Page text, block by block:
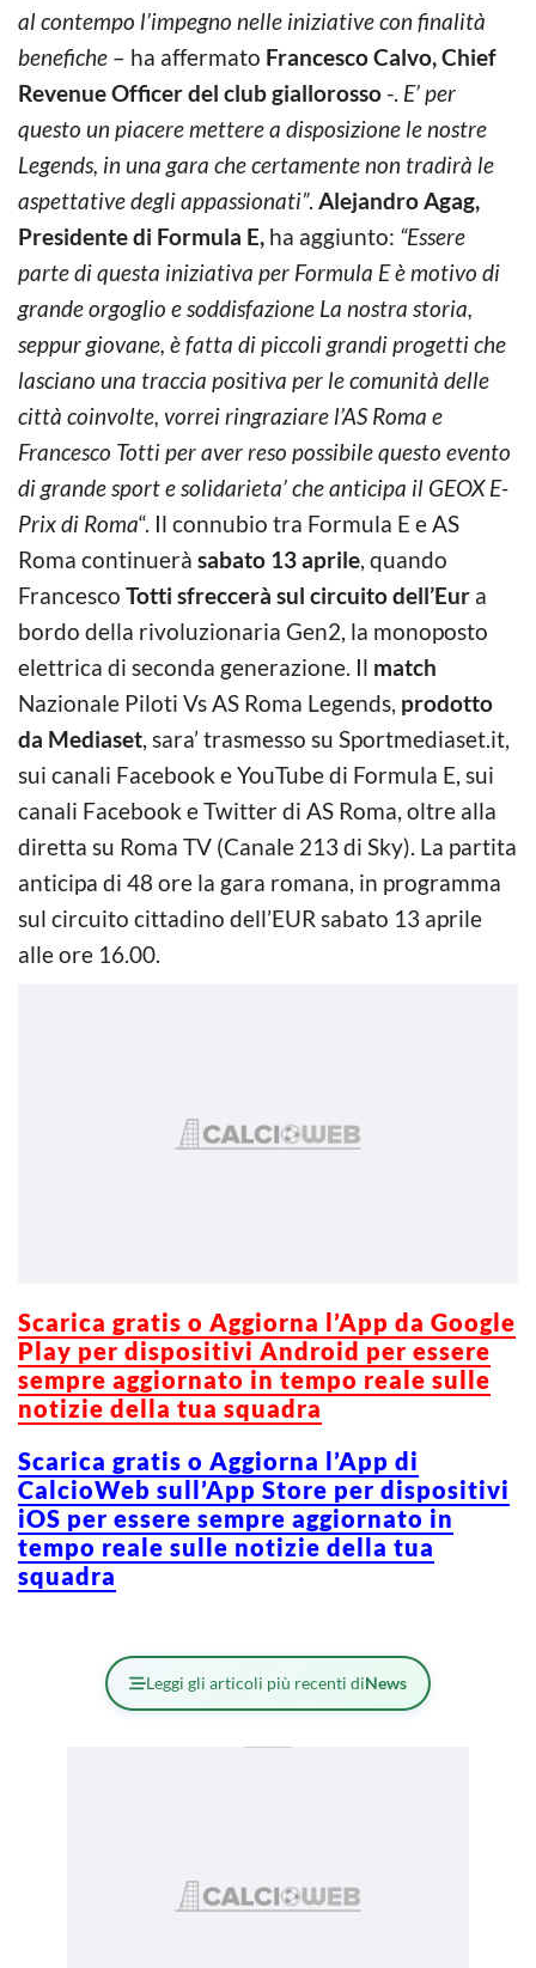
al contempo l’impegno nelle iniziative con finalità
benefiche – ha affermato Francesco Calvo, Chief
Revenue Officer del club giallorosso -. E’ per
questo un piacere mettere a disposizione le nostre
Legends, in una gara che certamente non tradirà le
aspettative degli appassionati”. Alejandro Agag,
Presidente di Formula E, ha aggiunto: “Essere
parte di questa iniziativa per Formula E è motivo di
grande orgoglio e soddisfazione La nostra storia,
seppur giovane, è fatta di piccoli grandi progetti che
lasciano una traccia positiva per le comunità delle
città coinvolte, vorrei ringraziare l’AS Roma e
Francesco Totti per aver reso possibile questo evento
di grande sport e solidarieta’ che anticipa il GEOX E-
Prix di Roma“. Il connubio tra Formula E e AS
Roma continuerà sabato 13 aprile, quando
Francesco Totti sfreccerà sul circuito dell’Eur a
bordo della rivoluzionaria Gen2, la monoposto
elettrica di seconda generazione. Il match
Nazionale Piloti Vs AS Roma Legends, prodotto
da Mediaset, sara’ trasmesso su Sportmediaset.it,
sui canali Facebook e YouTube di Formula E, sui
canali Facebook e Twitter di AS Roma, oltre alla
diretta su Roma TV (Canale 213 di Sky). La partita
anticipa di 48 ore la gara romana, in programma
sul circuito cittadino dell’EUR sabato 13 aprile
alle ore 16.00.
Scarica gratis o Aggiorna l’App da Google
Play per dispositivi Android per essere
sempre aggiornato in tempo reale sulle
notizie della tua squadra
Scarica gratis o Aggiorna l’App di
CalcioWeb sull’App Store per dispositivi
iOS per essere sempre aggiornato in
tempo reale sulle notizie della tua
squadra
Leggi gli articoli più recenti diNews